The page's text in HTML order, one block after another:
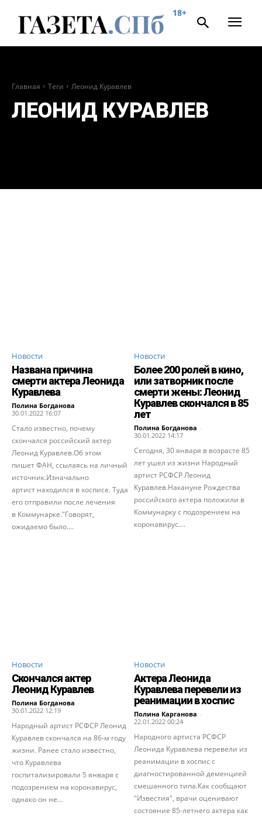
18+
Главная Теги Леонид Куравлев
ЛЕОНИД КУРАВЛЕВ
Новости
Названа причина
смерти актера Леонида
Куравлева
Полина Богданова -
30.01.2022 16:07
Стало известно, почему
скончался российский актер
Леонид Куравлев.Об этом
пишет ФАН, ссылаясь на личный
источник.Изначально
артист находился в хосписе. Туда
его отправили после лечения
в Коммунарке."Говорят,
ожидаемо было....
Новости
Более 200 ролей в кино,
или затворник после
смерти жены: Леонид
Куравлев скончался в 85
лет
Полина Богданова -
30.01.2022 14:17
Сегодня, 30 января в возрасте 85
лет ушел из жизни Народный
артист РСФСР Леонид
Куравлев.Накануне Рождества
российского актера положили в
Коммунарку с подозрением на
коронавирус....
Новости
Скончался актер
Леонид Куравлев
Полина Богданова -
30.01.2022 12:19
Народный артист РСФСР Леонид
Куравлев скончался на 86-м году
жизни. Ранее стало известно,
что Куравлева
госпитализировали 5 января с
подозрением на коронавирус,
однако он не...
Новости
Актера Леонида
Куравлева перевели из
реанимации в хоспис
Полина Карганова -
22.01.2022 00:24
Народного артиста РСФСР
Леонида Куравлева перевели из
реанимации в хоспис с
диагностированной деменцией
смешанного типа.Как сообщают
"Известия", врачи оценивают
состояние 85-летнего актера как